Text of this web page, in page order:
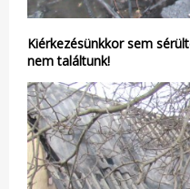
Kiérkezésünkkor sem
nem találtunk!